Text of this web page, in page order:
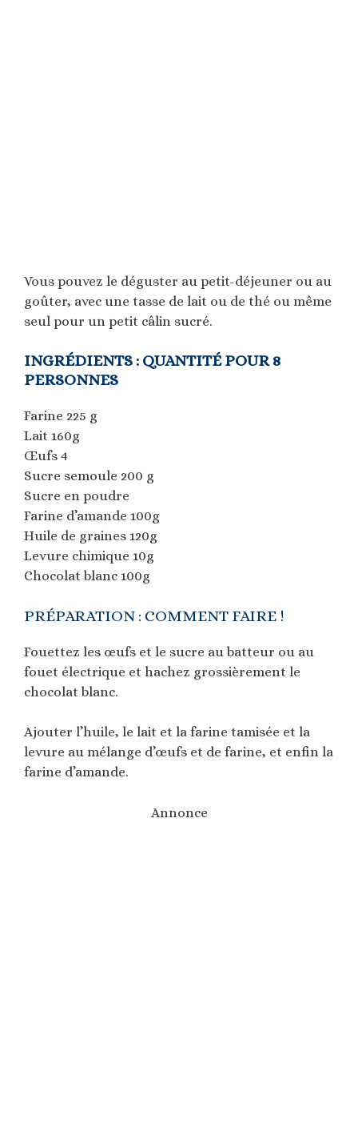
Vous pouvez le déguster au petit-déjeuner ou au
goûter, avec une tasse de lait ou de thé ou même
seul pour un petit câlin sucré.
INGRÉDIENTS : QUANTITÉ POUR 8
PERSONNES
Farine 225 g
Lait 160g
Œufs 4
Sucre semoule 200 g
Sucre en poudre
Farine d’amande 100g
Huile de graines 120g
Levure chimique 10g
Chocolat blanc 100g
PRÉPARATION : COMMENT FAIRE !
Fouettez les œufs et le sucre au batteur ou au
fouet électrique et hachez grossièrement le
chocolat blanc.
Ajouter l’huile, le lait et la farine tamisée et la
levure au mélange d’œufs et de farine, et enfin la
farine d’amande.
Annonce